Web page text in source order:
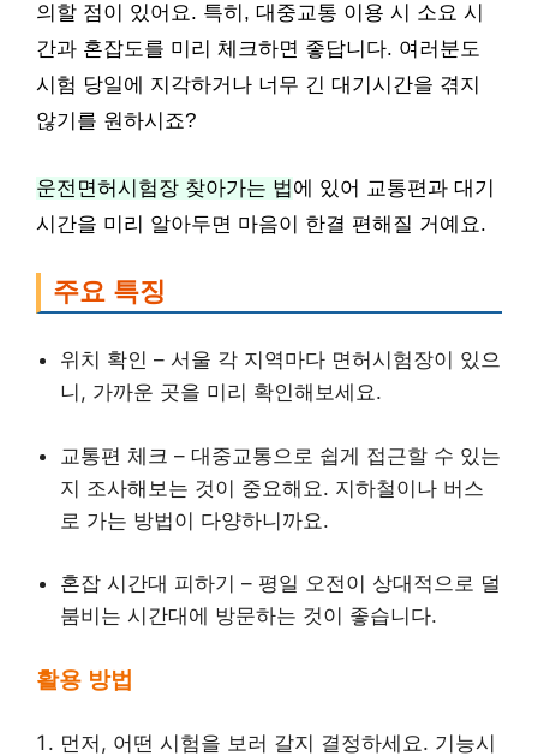
의할 점이 있어요. 특히, 대중교통 이용 시 소요 시
간과 혼잡도를 미리 체크하면 좋답니다. 여러분도
시험 당일에 지각하거나 너무 긴 대기시간을 겪지
않기를 원하시죠?
운전면허시험장 찾아가는 법에 있어 교통편과 대기
시간을 미리 알아두면 마음이 한결 편해질 거예요.
주요 특징
위치 확인 – 서울 각 지역마다 면허시험장이 있으
니, 가까운 곳을 미리 확인해보세요.
교통편 체크 – 대중교통으로 쉽게 접근할 수 있는
지 조사해보는 것이 중요해요. 지하철이나 버스
로 가는 방법이 다양하니까요.
혼잡 시간대 피하기 – 평일 오전이 상대적으로 덜
붐비는 시간대에 방문하는 것이 좋습니다.
활용 방법
먼저, 어떤 시험을 보러 갈지 결정하세요. 기능시